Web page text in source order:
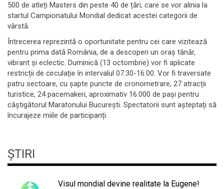
500 de atleți Masters din peste 40 de țări, care se vor alinia la
startul Campionatului Mondial dedicat acestei categorii de
vârstă.
Întrecerea reprezintă o oportunitate pentru cei care vizitează
pentru prima dată România, de a descoperi un oraș tânăr,
vibrant și eclectic. Duminică (13 octombrie) vor fi aplicate
restricții de circulație în intervalul 07.30-16.00. Vor fi traversate
patru sectoare, cu șapte puncte de cronometrare, 27 atracții
turistice, 24 pacemakeri, aproximativ 16.000 de pași pentru
câștigătorul Maratonului București. Spectatorii sunt așteptați să
încurajeze miile de participanți.
ȘTIRI
Visul mondial devine realitate la Eugene!